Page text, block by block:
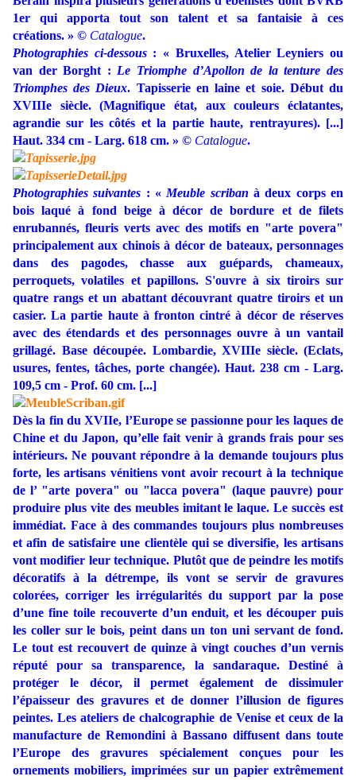
1er qui apporta tout son talent et sa fantaisie à ces
créations. » © Catalogue.
Photographies ci-dessous: « Bruxelles, Atelier Leyniers ou
van der Borght : Le Triomphe d’Apollon de la tenture des
Triomphes des Dieux. Tapisserie en laine et soie. Début du
XVIIIe siècle. (Magnifique état, aux couleurs éclatantes,
agrandie sur les côtés et la partie haute, rentrayures). [...]
Haut. 334 cm - Larg. 618 cm. » © Catalogue.
Photographies suivantes : « Meuble scriban à deux corps en
bois laqué à fond beige à décor de bordure et de filets
enrubannés, fleuris verts avec des motifs en "arte povera"
principalement aux chinois à décor de bateaux, personnages
dans des pagodes, chasse aux guépards, chameaux,
perroquets, volatiles et papillons. S'ouvre à six tiroirs sur
quatre rangs et un abattant découvrant quatre tiroirs et un
casier. La partie haute à fronton cintré à décor de réserves
avec des étendards et des personnages ouvre à un vantail
grillagé. Base découpée. Lombardie, XVIIIe siècle. (Eclats,
usures, fentes, tâches, porte changée). Haut. 238 cm - Larg.
109,5 cm - Prof. 60 cm. [...]
Dès la fin du XVIIe, l’Europe se passionne pour les laques de
Chine et du Japon, qu’elle fait venir à grands frais pour ses
intérieurs. Ne pouvant répondre à la demande toujours plus
forte, les artisans vénitiens vont avoir recourt à la technique
de l’ "arte povera" ou "lacca povera" (laque pauvre) pour
produire plus vite des meubles imitant le laque. Le succès est
immédiat. Face à des commandes toujours plus nombreuses
et afin de satisfaire une clientèle qui se diversifie, les artisans
vont modifier leur technique. Plutôt que de peindre les motifs
décoratifs à la détrempe, ils vont se servir de gravures
colorées, corriger les irrégularités du support par la pose
d’une fine toile recouverte d’un enduit, et les découper puis
les coller sur le bois, peint dans un ton uni servant de fond.
Le tout est recouvert de quinze à vingt couches d’un vernis
réputé pour sa transparence, la sandaraque. Destiné à
protéger le décor, il permet également de dissimuler
l’épaisseur des gravures et de donner l’illusion de figures
peintes. Les ateliers de chalcographie de Venise et ceux de la
manufacture de Remondini à Bassano diffusent dans toute
l’Europe des gravures spécialement conçues pour les
ornements mobiliers, imprimées sur un papier extrêmement